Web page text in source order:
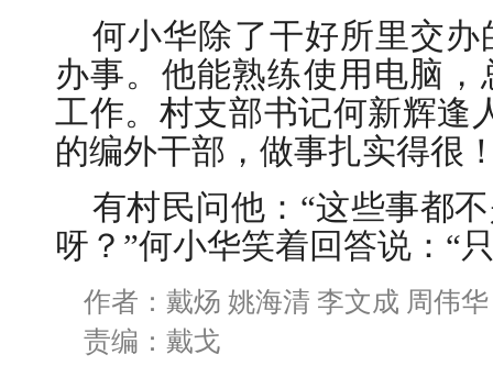
何小华除了干好所里交
办事。他能熟练使用电脑
工作。村支部书记何新辉逢
的编外干部，做事扎实得很
有村民问他：“这些事都
呀？”何小华笑着回答说：“
作者：戴炀 姚海清 李文成 周伟华
责编：戴戈